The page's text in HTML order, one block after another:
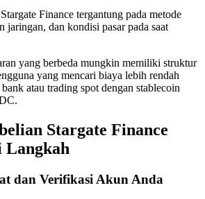
panjang dan kepentingan fleksibel
Finance tergantung pada metode
jaringan, dan kondisi pasar pada saat
yang berbeda mungkin memiliki struktur
yang mencari biaya lebih rendah
atau trading spot dengan stablecoin
Stargate Finance
Langkah
dan Verifikasi Akun Anda